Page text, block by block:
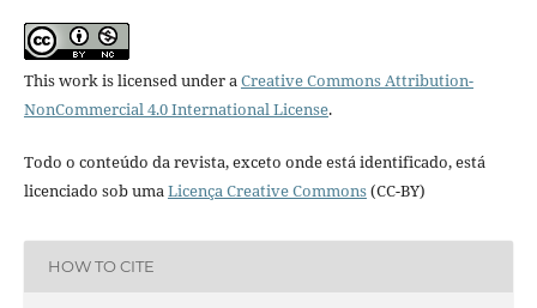
This work is licensed under a Creative Commons Attribution-
NonCommercial 4.0 International License.
Todo o conteúdo da revista, exceto onde está identificado, está
licenciado sob uma Licença Creative Commons(CC-BY)
HOW TO CITE